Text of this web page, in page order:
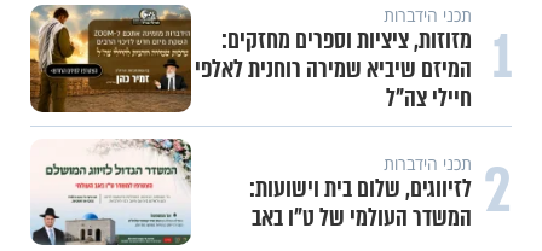
1 תכני הידברות
מזוזות, ציציות וספרים מחזקים:
המיזם שיביא שמירה רוחנית לאלפי
חיילי צה"ל
2 תכני הידברות
לזיווגים, שלום בית וישועות:
המשדר העולמי של ט"ו באב